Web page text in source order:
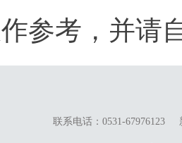
参考，并请
联系电话：0531-67976123